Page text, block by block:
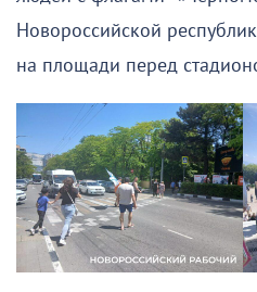
Новороссийской
на площади перед